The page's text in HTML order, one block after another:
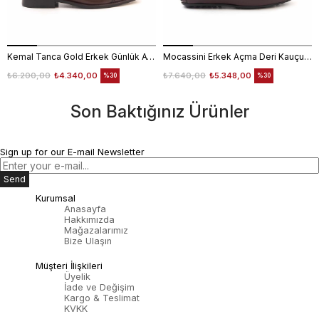
Kemal Tanca Gold Erkek Günlük Ayakkabı 6612-152
₺4.340,00
₺6.200,00 %30
Mocassini Erkek Açma Deri Kauçuk Taban Bordo Günlük Ayakkabı
₺5.348,00
₺7.640,00 %30
Son Baktığınız Ürünler
Sign up for our E-mail Newsletter
Send
Kurumsal
Anasayfa
Hakkımızda
Mağazalarımız
Bize Ulaşın
Müşteri İlişkileri
Üyelik
İade ve Değişim
Kargo & Teslimat
KVKK